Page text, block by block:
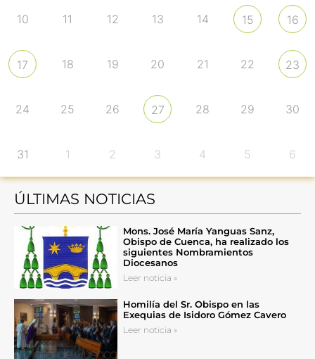
10 11 12 13 14 15 16
17 18 19 20 21 22 23
24 25 26 27 28 29 30
31 1 2 3 4 5 6
ÚLTIMAS NOTICIAS
Mons. José María Yanguas Sanz,
Obispo de Cuenca, ha realizado los
siguientes Nombramientos
Diocesanos
Leer noticia »
Homilía del Sr. Obispo en las
Exequias de Isidoro Gómez Cavero
Leer noticia »